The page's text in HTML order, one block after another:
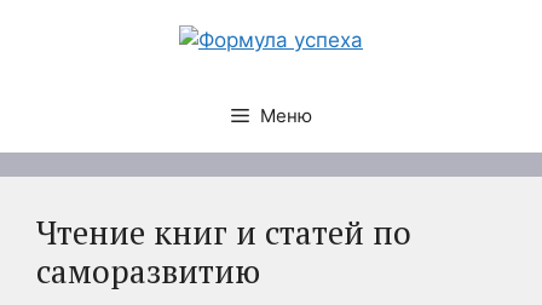
Меню
Чтение книг и статей по
саморазвитию